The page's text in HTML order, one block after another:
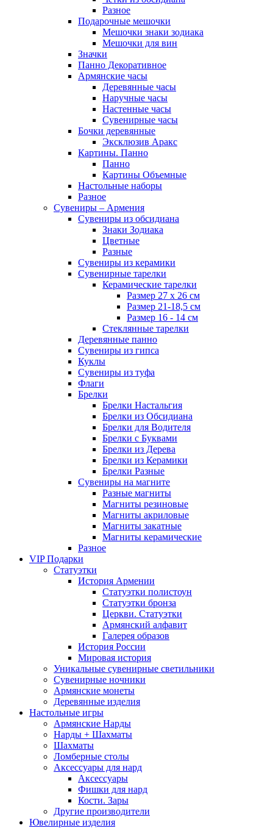
Разное
Подарочные мешочки
Мешочки знаки зодиака
Мешочки для вин
Значки
Панно Декоративное
Армянские часы
Деревянные часы
Наручные часы
Настенные часы
Сувенирные часы
Бочки деревянные
Эксклюзив Аракс
Картины. Панно
Панно
Картины Объемные
Настольные наборы
Разное
Сувениры – Армения
Сувениры из обсидиана
Знаки Зодиака
Цветные
Разные
Сувениры из керамики
Сувенирные тарелки
Керамические тарелки
Размер 27 х 26 см
Размер 21-18,5 см
Размер 16 - 14 см
Стеклянные тарелки
Деревянные панно
Сувениры из гипса
Куклы
Сувениры из туфа
Флаги
Брелки
Брелки Настальгия
Брелки из Обсидиана
Брелки для Водителя
Брелки с Буквами
Брелки из Дерева
Брелки из Керамики
Брелки Разные
Сувениры на магните
Разные магниты
Магниты резиновые
Магниты акриловые
Магниты закатные
Магниты керамические
Разное
VIP Подарки
Статуэтки
История Армении
Статуэтки полистоун
Статуэтки бронза
Церкви. Статуэтки
Армянский алфавит
Галерея образов
История России
Мировая история
Уникальные сувенирные светильники
Сувенирные ночники
Армянские монеты
Деревянные изделия
Настольные игры
Армянские Нарды
Нарды + Шахматы
Шахматы
Ломберные столы
Аксессуары для нард
Аксессуары
Фишки для нард
Кости. Зары
Другие производители
Ювелирные изделия